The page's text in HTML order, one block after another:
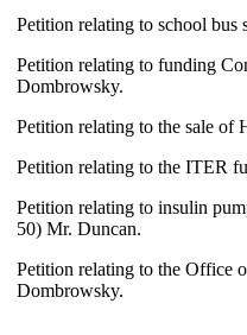
Petition relating to school bus
Petition relating to funding
Dombrowsky.
Petition relating to the sale of
Petition relating to the ITER
Petition relating to insulin
50) Mr. Duncan.
Petition relating to the Office
Dombrowsky.